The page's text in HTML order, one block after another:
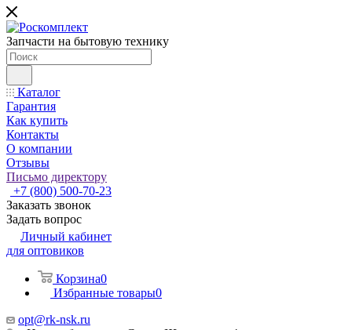
Запчасти на бытовую технику
Каталог
Гарантия
Как купить
Контакты
О компании
Отзывы
Письмо директору
+7 (800) 500-70-23
Заказать звонок
Задать вопрос
Личный кабинет
для оптовиков
Корзина0
Избранные товары0
opt@rk-nsk.ru